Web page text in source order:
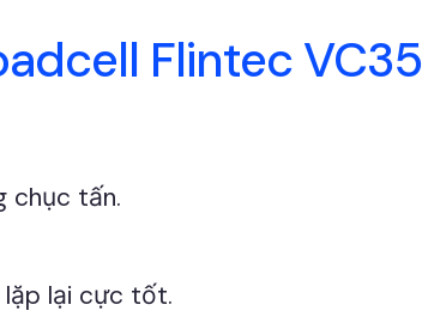
Flintec
chục tấn.
lại cực tốt.